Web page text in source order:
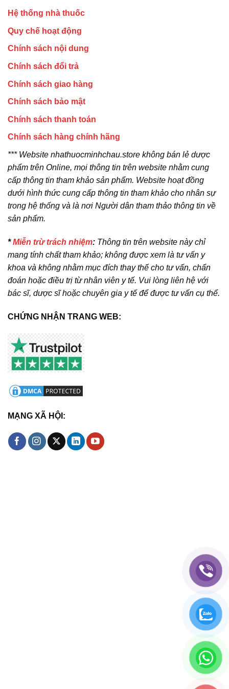
Hệ thống nhà thuốc
Quy chế hoạt động
Chính sách nội dung
Chính sách đổi trả
Chính sách giao hàng
Chính sách bảo mật
Chính sách thanh toán
Chính sách hàng chính hãng
*** Website nhathuocminhchau.store không bán lẻ dược
phẩm trên Online, mọi thông tin trên website nhằm cung
cấp thông tin tham khảo sản phẩm. Website hoạt đồng
dưới hình thức cung cấp thông tin tham khảo cho nhân sự
trong hệ thống và là nơi Người dân tham thảo thông tin về
sản phẩm.
*Miễn trừ trách nhiệm: Thông tin trên website này chỉ
mang tính chất tham khảo; không được xem là tư vấn y
khoa và không nhằm mục đích thay thế cho tư vấn, chẩn
đoán hoặc điều trị từ nhân viên y tế. Vui lòng liên hệ với
bác sĩ, dược sĩ hoặc chuyên gia y tế để được tư vấn cụ thể.
CHỨNG NHẬN TRANG WEB:
MẠNG XÃ HỘI: